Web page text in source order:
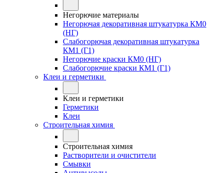
Негорючие материалы
Негорючая декоративная штукатурка КМ0
(НГ)
Слабогорючая декоративная штукатурка
КМ1 (Г1)
Негорючие краски КМ0 (НГ)
Слабогорючие краски КМ1 (Г1)
Клеи и герметики
Клеи и герметики
Герметики
Клеи
Строительная химия
Строительная химия
Растворители и очистители
Смывки